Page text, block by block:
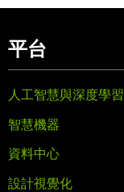
平台
人工智慧與深度學習
智慧機器
資料中心
設計視覺化